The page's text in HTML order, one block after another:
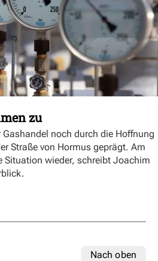
zu
noch durch die Hoffnung
Straße von Hormus geprägt. Am
Situation wieder, schreibt Joachim
Nach oben